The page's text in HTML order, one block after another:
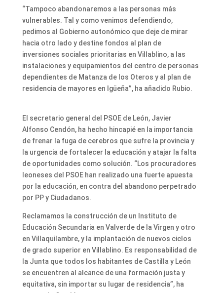
“Tampoco abandonaremos a las personas más
vulnerables. Tal y como venimos defendiendo,
pedimos al Gobierno autonómico que deje de mirar
hacia otro lado y destine fondos al plan de
inversiones sociales prioritarias en Villablino, a las
instalaciones y equipamientos del centro de personas
dependientes de Matanza de los Oteros y al plan de
residencia de mayores en Igüeña”, ha añadido Rubio.
El secretario general del PSOE de León, Javier
Alfonso Cendón, ha hecho hincapié en la importancia
de frenar la fuga de cerebros que sufre la provincia y
la urgencia de fortalecer la educación y atajar la falta
de oportunidades como solución. “Los procuradores
leoneses del PSOE han realizado una fuerte apuesta
por la educación, en contra del abandono perpetrado
por PP y Ciudadanos.
Reclamamos la construcción de un Instituto de
Educación Secundaria en Valverde de la Virgen y otro
en Villaquilambre, y la implantación de nuevos ciclos
de grado superior en Villablino. Es responsabilidad de
la Junta que todos los habitantes de Castilla y León
se encuentren al alcance de una formación justa y
equitativa, sin importar su lugar de residencia”, ha